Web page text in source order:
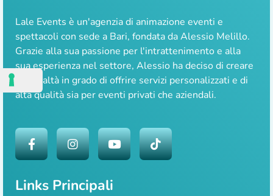
Lale Events è un'agenzia di animazione eventi e
spettacoli con sede a Bari, fondata da Alessio Melillo.
Grazie alla sua passione per l'intrattenimento e alla
sua esperienza nel settore, Alessio ha deciso di creare
una realtà in grado di offrire servizi personalizzati e di
alta qualità sia per eventi privati che aziendali.
Links Principali